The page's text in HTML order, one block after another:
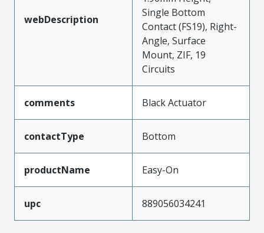
webDescription
Single Bottom
Contact (FS19), Right-
Angle, Surface
Mount, ZIF, 19
Circuits
comments Black Actuator
contactType Bottom
productName Easy-On
upc 889056034241